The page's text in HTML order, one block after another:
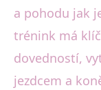
a pohodu jak
trénink má
dovedností,
jezdcem a